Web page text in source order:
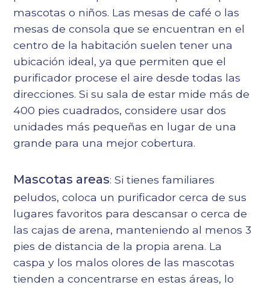
mascotas o niños. Las mesas de café o las
mesas de consola que se encuentran en el
centro de la habitación suelen tener una
ubicación ideal, ya que permiten que el
purificador procese el aire desde todas las
direcciones. Si su sala de estar mide más de
400 pies cuadrados, considere usar dos
unidades más pequeñas en lugar de una
grande para una mejor cobertura.
Mascotas areas: Si tienes familiares
peludos, coloca un purificador cerca de sus
lugares favoritos para descansar o cerca de
las cajas de arena, manteniendo al menos 3
pies de distancia de la propia arena. La
caspa y los malos olores de las mascotas
tienden a concentrarse en estas áreas, lo